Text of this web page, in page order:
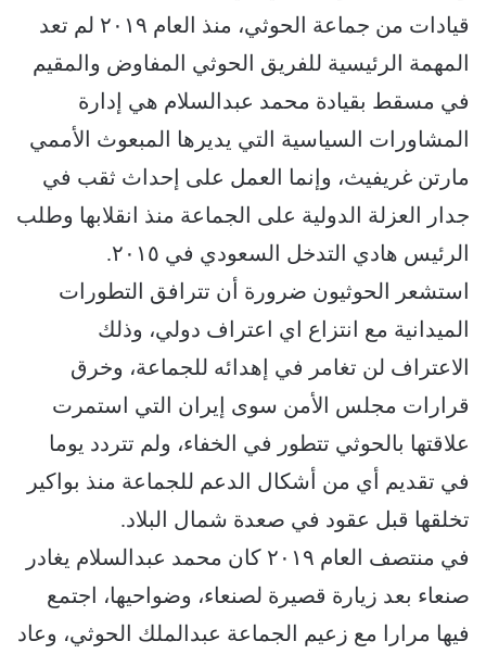
قيادات من جماعة الحوثي، منذ العام ٢٠١٩ لم تعد
المهمة الرئيسية للفريق الحوثي المفاوض والمقيم
في مسقط بقيادة محمد عبدالسلام هي إدارة
المشاورات السياسية التي يديرها المبعوث الأممي
مارتن غريفيث، وإنما العمل على إحداث ثقب في
جدار العزلة الدولية على الجماعة منذ انقلابها وطلب
الرئيس هادي التدخل السعودي في ٢٠١٥.
استشعر الحوثيون ضرورة أن تترافق التطورات
الميدانية مع انتزاع اي اعتراف دولي، وذلك
الاعتراف لن تغامر في إهدائه للجماعة، وخرق
قرارات مجلس الأمن سوى إيران التي استمرت
علاقتها بالحوثي تتطور في الخفاء، ولم تتردد يوما
في تقديم أي من أشكال الدعم للجماعة منذ بواكير
تخلقها قبل عقود في صعدة شمال البلاد.
في منتصف العام ٢٠١٩ كان محمد عبدالسلام يغادر
صنعاء بعد زيارة قصيرة لصنعاء، وضواحيها، اجتمع
فيها مرارا مع زعيم الجماعة عبدالملك الحوثي، وعاد